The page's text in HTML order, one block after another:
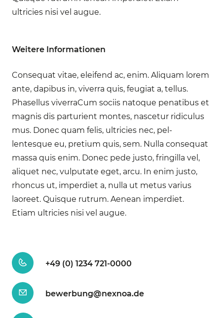
ultricies nisi vel augue.
Consequat vitae, eleifend ac, enim. Aliquam lorem
ante, dapibus in, viverra quis, feugiat a, tellus.
Phasellus viverraCum sociis natoque penatibus et
magnis dis parturient montes, nascetur ridiculus
mus. Donec quam felis, ultricies nec, pel-
lentesque eu, pretium quis, sem. Nulla consequat
massa quis enim. Donec pede justo, fringilla vel,
aliquet nec, vulputate eget, arcu. In enim justo,
rhoncus ut, imperdiet a, nulla ut metus varius
laoreet. Quisque rutrum. Aenean imperdiet.
Etiam ultricies nisi vel augue.
Weitere Informationen
+49 (0) 1234 721-0000
bewerbung@nexnoa.de